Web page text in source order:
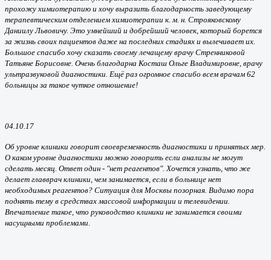
прохожу химиотерапию и хочу выразить благодарность заведующему
терапевтическим отделением химиотерапии к. м. н. Строяковскому
Даниилу Львовичу. Это умнейший и добрейший человек, который борется
за жизнь своих пациентов даже на последних стадиях и вылечивает их.
Большое спасибо хочу сказать своему лечащему врачу Стренниковой
Татьяне Борисовне. Очень благодарна Косташ Ольге Владимировне, врачу
ультразвуковой диагностики. Ещё раз огромное спасибо всем врачам 62
больницы за такое чуткое отношение!
04.10.17
Об уровне клиники говорит своевременность диагностики и принятых мер.
О каком уровне диагностики можно говорить если анализы не могут
сделать месяц. Ответ один - "нет реагентов". Хочется узнать, что же
делает главврач клиники, чем занимается, если в больнице нет
необходимых реагентов? Ситуация для Москвы позорная. Видимо пора
поднять тему в средствах массовой информации и телевидении.
Впечатление такое, что руководство клиники не занимается своими
насущными проблемами.